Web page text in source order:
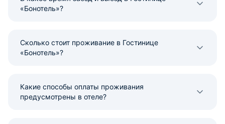
«Бонотель»?
Сколько стоит проживание в Гостинице
«Бонотель»?
Какие способы оплаты проживания
предусмотрены в отеле?